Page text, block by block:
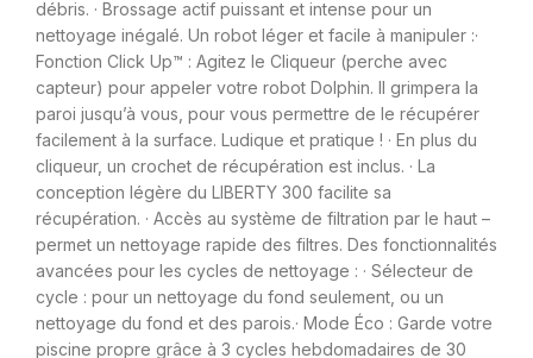
débris. · Brossage actif puissant et intense pour un
nettoyage inégalé. Un robot léger et facile à manipuler :·
Fonction Click Up™ : Agitez le Cliqueur (perche avec
capteur) pour appeler votre robot Dolphin. Il grimpera la
paroi jusqu’à vous, pour vous permettre de le récupérer
facilement à la surface. Ludique et pratique ! · En plus du
cliqueur, un crochet de récupération est inclus. · La
conception légère du LIBERTY 300 facilite sa
récupération. · Accès au système de filtration par le haut –
permet un nettoyage rapide des filtres. Des fonctionnalités
avancées pour les cycles de nettoyage : · Sélecteur de
cycle : pour un nettoyage du fond seulement, ou un
nettoyage du fond et des parois.· Mode Éco : Garde votre
piscine propre grâce à 3 cycles hebdomadaires de 30